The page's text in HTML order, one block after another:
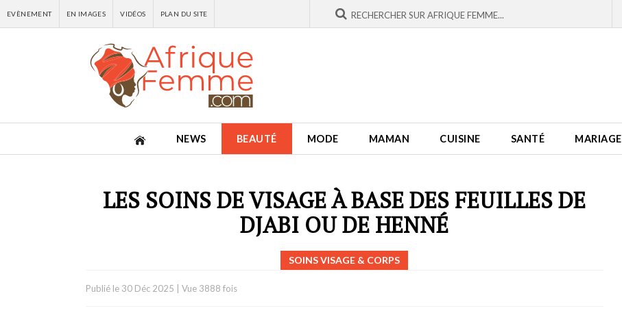
EVÈNEMENT EN IMAGES VIDÉOS PLAN DU SITE
NEWS BEAUTÉ MODE MAMAN CUISINE SANTÉ MARIAGE
LES SOINS DE VISAGE À BASE DES FEUILLES DE
DJABI OU DE HENNÉ
SOINS VISAGE & CORPS
Publié le 30 Déc 2025 Vue 3888 fois